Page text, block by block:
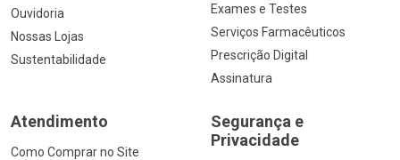
Ouvidoria
Nossas Lojas
Sustentabilidade
Exames e Testes
Serviços Farmacêuticos
Prescrição Digital
Assinatura
Atendimento
Como Comprar no Site
Segurança e
Privacidade